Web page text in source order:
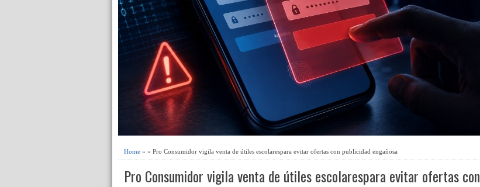
Home » » Pro Consumidor vigila venta de útiles escolarespara evitar ofertas con publicidad engañosa
Pro Consumidor vigila venta de útiles escolarespara evitar ofertas con